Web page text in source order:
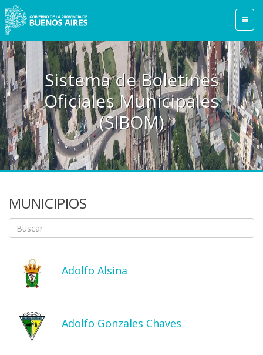
Sistema de Boletines
Oficiales Municipales
(SIBOM)
MUNICIPIOS
Adolfo Alsina
Adolfo Gonzales Chaves